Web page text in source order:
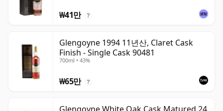
₩41만 ?
Glengoyne 1994 11년산, Claret Cask
Finish - Single Cask 90481
700ml • 43%
₩65만 ?